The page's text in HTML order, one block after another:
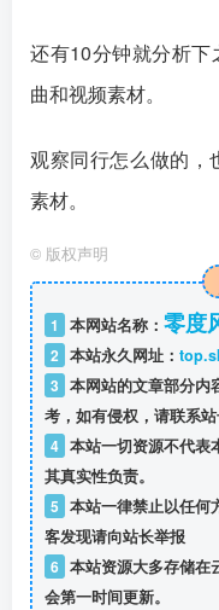
还有10分钟就分析
曲和视频素材。
观察同行怎么做的，
素材。
© 版权声明
1 本网站名称： 零度
2 本站永久网址：
3 本网站的文章部分内
考，如有侵权，请联系站
4 本站一切资源不代表
其真实性负责。
5 本站一律禁止以任何
客发现请向站长举报
6 本站资源大多存储在
会第一时间更新。